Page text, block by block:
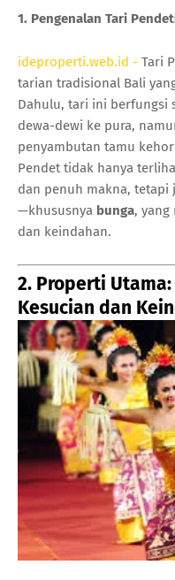
1. Pengenalan Tari
ideproperti.web.id - Tari
tarian tradisional Bali
Dahulu, tari ini berfungsi
dewa-dewi ke pura,
penyambutan tamu
Pendet tidak hanya
dan penuh makna,
—khususnya bunga,
dan keindahan.
2. Properti
Kesucian dan